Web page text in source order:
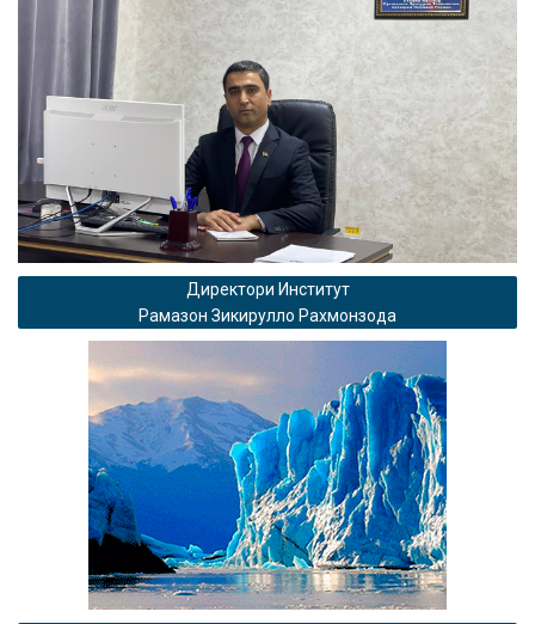
Директори Институт
Рамазон Зикирулло Рахмонзода